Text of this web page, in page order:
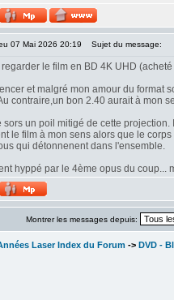
07 Mai 2026 20:19 Sujet du message:
le film en BD 4K UHD
et malgré mon amour du format
contraire,un bon 2.40 aurait à mon
sors un poil mitigé de cette
le film à mon sens alors que le
qui détonnenent dans l'ensemble.
hyppé par le 4ème opus du
Montrer les messages depuis:
Laser Index du Forum -> DVD -